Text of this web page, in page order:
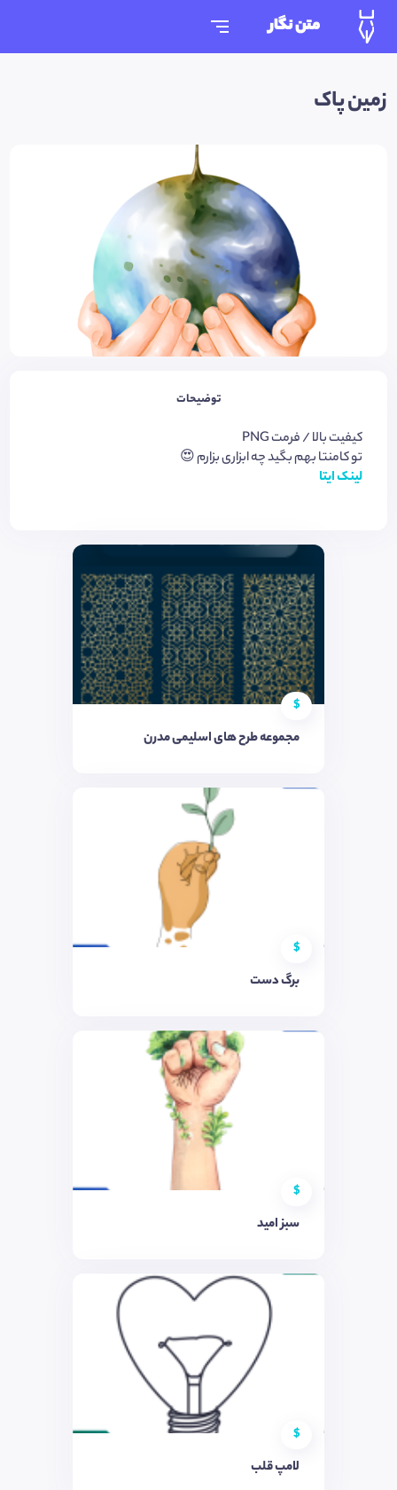
متن نگار
زمین پاک
توضیحات
کیفیت بالا / فرمت PNG
تو کامنتا بهم بگید چه ابزاری بزارم 😍
لینک ایتا
$
مجموعه طرح های اسلیمی مدرن
$
برگ دست
$
سبز امید
$
لامپ قلب